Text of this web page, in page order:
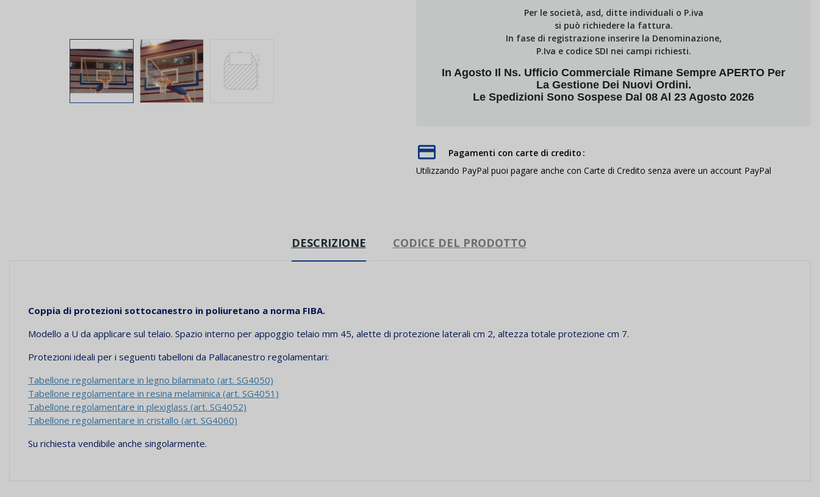
Per le società, asd, ditte individuali o P.iva
si può richiedere la fattura.
In fase di registrazione inserire la Denominazione,
P.Iva e codice SDI nei campi richiesti.
In Agosto Il Ns. Ufficio Commerciale Rimane Sempre APERTO Per
La Gestione Dei Nuovi Ordini.
Le Spedizioni Sono Sospese Dal 08 Al 23 Agosto 2026
Pagamenti con carte di credito
Utilizzando PayPal puoi pagare anche con Carte di Credito senza avere un account PayPal
DESCRIZIONE CODICE DEL PRODOTTO
Coppia di protezioni sottocanestro in poliuretano a norma FIBA.
Modello a U da applicare sul telaio. Spazio interno per appoggio telaio mm 45, alette di protezione laterali cm 2, altezza totale protezione cm 7.
Protezioni ideali per i seguenti tabelloni da Pallacanestro regolamentari:
Tabellone regolamentare in legno bilaminato (art. SG4050)
Tabellone regolamentare in resina melaminica (art. SG4051)
Tabellone regolamentare in plexiglass (art. SG4052)
Tabellone regolamentare in cristallo (art. SG4060)
Su richiesta vendibile anche singolarmente.